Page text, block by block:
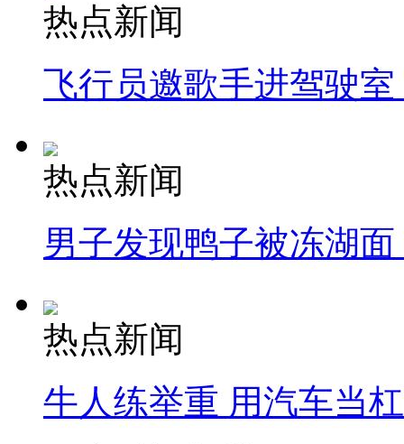
热点新闻
飞行员邀歌手进驾驶
热点新闻
男子发现鸭子被冻湖
热点新闻
牛人练举重 用汽车当